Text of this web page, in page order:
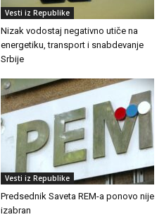
Vesti iz Republike
Nizak vodostaj negativno utiče na
energetiku, transport i snabdevanje
Srbije
Vesti iz Republike
Predsednik Saveta REM-a ponovo nije
izabran